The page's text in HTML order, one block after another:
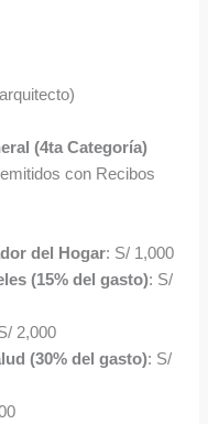
(4ta Categoría)
con Recibos
del Hogar: S/ 1,000
(15% del gasto): S/
2,000
(30% del gasto): S/